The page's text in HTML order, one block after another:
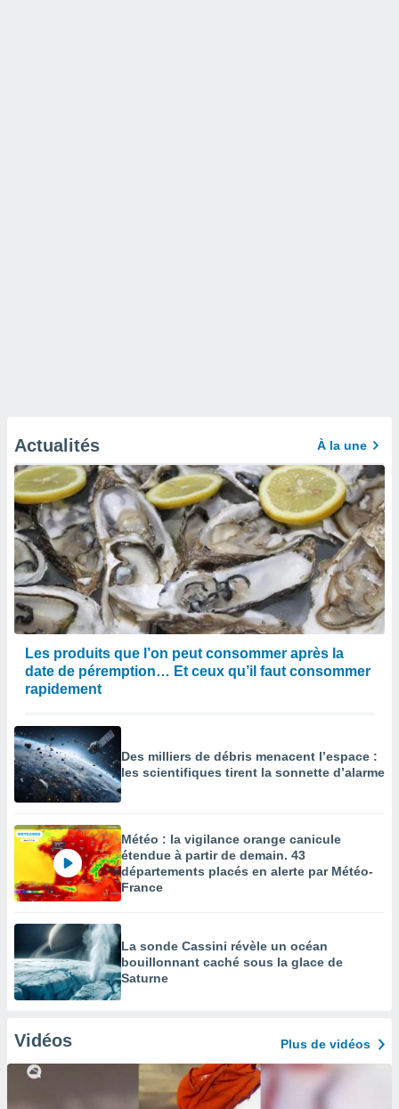
Actualités À la une
Les produits que l’on peut consommer après la
date de péremption… Et ceux qu’il faut consommer
rapidement
Des milliers de débris menacent l’espace :
les scientifiques tirent la sonnette d’alarme
Météo : la vigilance orange canicule
étendue à partir de demain. 43
départements placés en alerte par Météo-
France
La sonde Cassini révèle un océan
bouillonnant caché sous la glace de
Saturne
Vidéos Plus de vidéos